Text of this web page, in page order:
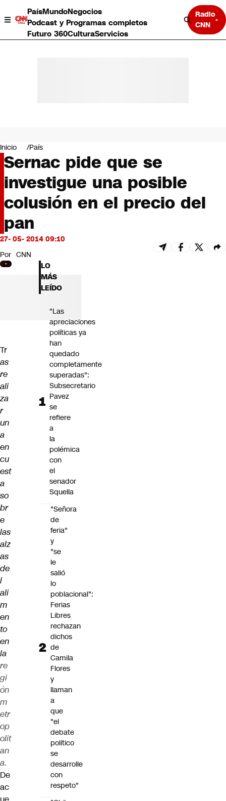
PaísMundoNegocios
Podcast y Programas completos
Futuro 360CulturaServicios
Radio
CNN
Negocios
Deportes
Programas completos
Cultura
Servicios
Bits
CNN tiempo
Futuro 360
Inicio País
Sernac pide que se
investigue una posible
colusión en el precio del
pan
27- 05- 2014 09:10
Por CNN
Tr
as
re
ali
za
r
un
a
en
cu
est
a
so
br
e
las
alz
as
de
l
ali
m
en
to
en
la
re
gi
ón
m
etr
op
olit
an
a.
De
ac
LO
MÁS
LEÍDO
"Las
apreciaciones
políticas ya
han
quedado
completamente
superadas":
Subsecretario
Pavez
se
refiere
a
la
polémica
con
el
senador
Squella
"Señora
de
feria"
y
"se
le
salió
lo
poblacional":
Ferias
Libres
rechazan
dichos
de
Camila
Flores
y
llaman
a
que
"el
debate
político
se
desarrolle
con
respeto"